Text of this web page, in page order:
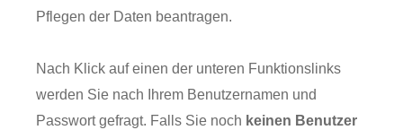
Pflegen der Daten beantragen.
Nach Klick auf einen der unteren Funktionslinks
werden Sie nach Ihrem Benutzernamen und
Passwort gefragt. Falls Sie noch keinen Benutzer